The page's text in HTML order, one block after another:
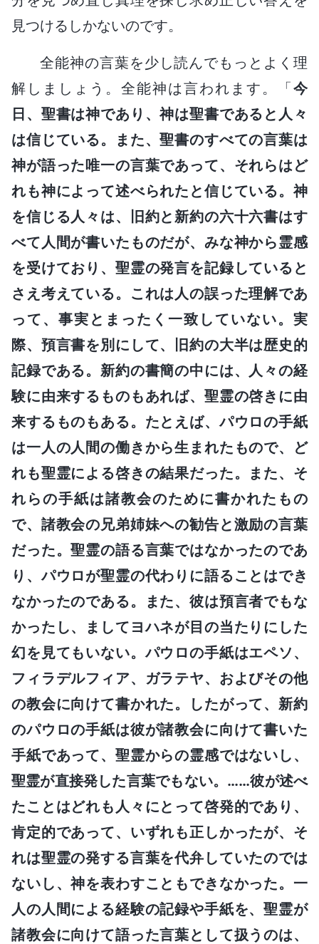
見つけるしかないのです。
全能神の言葉を少し読んでもっとよく理
解しましょう。全能神は言われます。「今
日、聖書は神であり、神は聖書であると人々
は信じている。また、聖書のすべての言葉は
神が語った唯一の言葉であって、それらはど
れも神によって述べられたと信じている。神
を信じる人々は、旧約と新約の六十六書はす
べて人間が書いたものだが、みな神から霊感
を受けており、聖霊の発言を記録していると
さえ考えている。これは人の誤った理解であ
って、事実とまったく一致していない。実
際、預言書を別にして、旧約の大半は歴史的
記録である。新約の書簡の中には、人々の経
験に由来するものもあれば、聖霊の啓きに由
来するものもある。たとえば、パウロの手紙
は一人の人間の働きから生まれたもので、ど
れも聖霊による啓きの結果だった。また、そ
れらの手紙は諸教会のために書かれたもの
で、諸教会の兄弟姉妹への勧告と激励の言葉
だった。聖霊の語る言葉ではなかったのであ
り、パウロが聖霊の代わりに語ることはでき
なかったのである。また、彼は預言者でもな
かったし、ましてヨハネが目の当たりにした
幻を見てもいない。パウロの手紙はエペソ、
フィラデルフィア、ガラテヤ、およびその他
の教会に向けて書かれた。したがって、新約
のパウロの手紙は彼が諸教会に向けて書いた
手紙であって、聖霊からの霊感ではないし、
聖霊が直接発した言葉でもない。……彼が述べ
たことはどれも人々にとって啓発的であり、
肯定的であって、いずれも正しかったが、そ
れは聖霊の発する言葉を代弁していたのでは
ないし、神を表わすこともできなかった。一
人の人間による経験の記録や手紙を、聖霊が
諸教会に向けて語った言葉として扱うのは、